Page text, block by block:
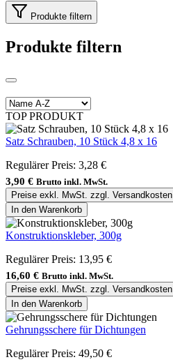
Produkte filtern
Produkte filtern
TOP PRODUKT
Satz Schrauben, 10 Stück 4,8 x 16
Regulärer Preis: 3,28 €
3,90 € Brutto inkl. MwSt.
Preise exkl. MwSt. zzgl. Versandkosten
In den Warenkorb
Konstruktionskleber, 300g
Regulärer Preis: 13,95 €
16,60 € Brutto inkl. MwSt.
Preise exkl. MwSt. zzgl. Versandkosten
In den Warenkorb
Gehrungsschere für Dichtungen
Regulärer Preis: 49,50 €